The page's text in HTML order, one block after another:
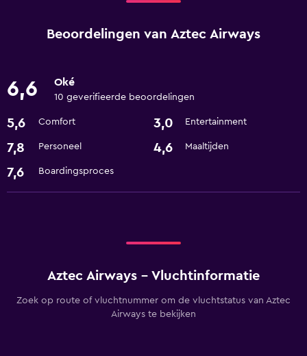
Beoordelingen van Aztec Airways
6,6 Oké
10 geverifieerde beoordelingen
5,6 Comfort 3,0 Entertainment
7,8 Personeel 4,6 Maaltijden
7,6 Boardingsproces
Aztec Airways - Vluchtinformatie
Zoek op route of vluchtnummer om de vluchtstatus van Aztec
Airways te bekijken